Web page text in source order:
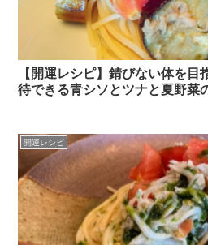
【開運レシピ】錆びない体を目
待できる青シソとツナと夏野菜
開運レシピ